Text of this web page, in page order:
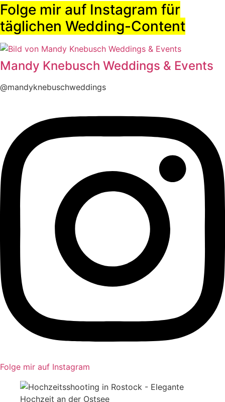
Folge mir auf Instagram für
täglichen Wedding-Content
Mandy Knebusch Weddings & Events
@mandyknebuschweddings
Folge mir auf Instagram